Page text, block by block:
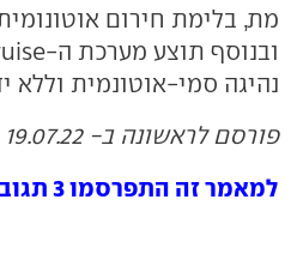
מת, בלימת חירום
נהיגה סמי-אוטונמית וללא
פורסם לראשונה ב- 19.07.22
למאמר זה התפרסמו 3 תגובות